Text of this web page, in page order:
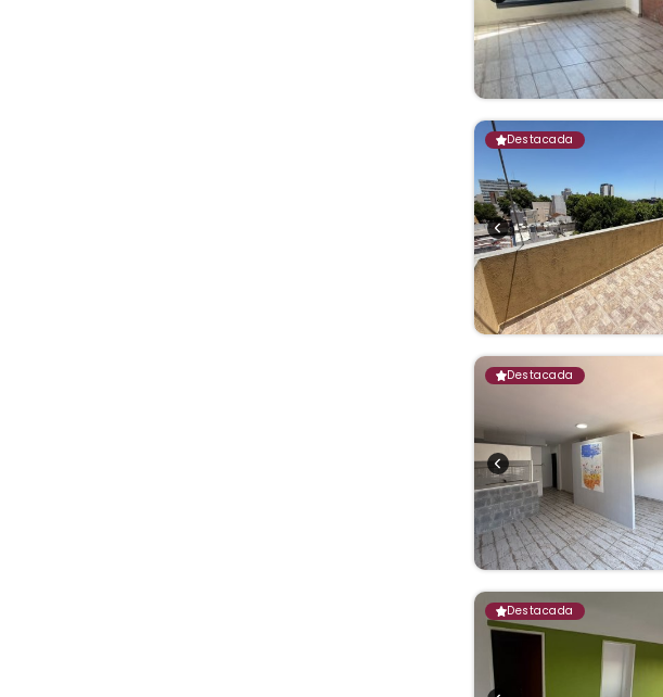
Destacada
Destacada
Destacada